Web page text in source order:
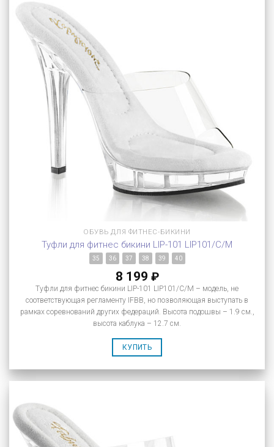
ОБУВЬ ДЛЯ ФИТНЕС-БИКИНИ
Туфли для фитнес бикини LIP-101 LIP101/C/M
35 36 37 38 39 40
8 199 ₽
Туфли для фитнес бикини LIP-101 LIP101/C/M – модель, не
соответствующая регламенту IFBB, но позволяющая выступать в
рамках соревнований других федераций. Высота подошвы – 1.9 см.,
высота каблука – 12.7 см.
КУПИТЬ